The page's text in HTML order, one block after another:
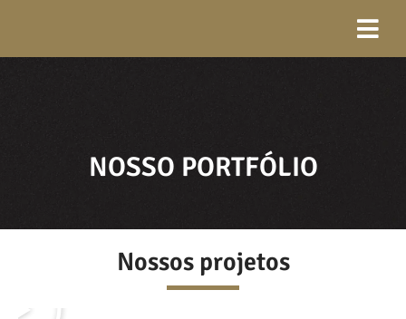
NOSSO PORTFÓLIO
Nossos projetos